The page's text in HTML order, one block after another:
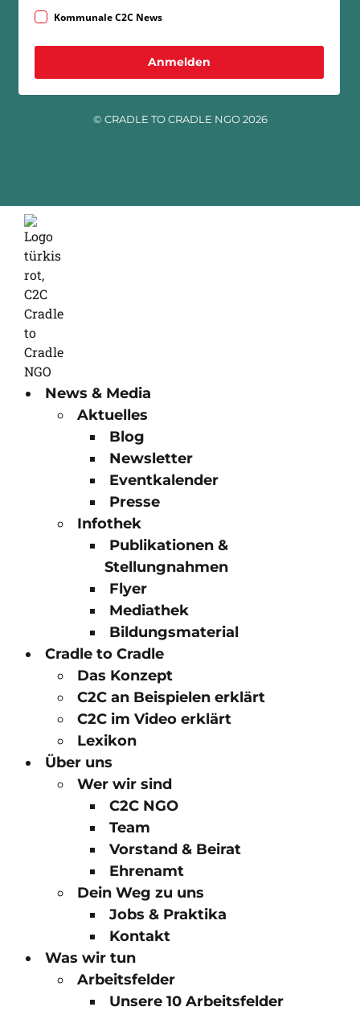
Kommunale C2C News
Anmelden
© CRADLE TO CRADLE NGO 2026
News & Media
Aktuelles
Blog
Newsletter
Eventkalender
Presse
Infothek
Publikationen &
Stellungnahmen
Flyer
Mediathek
Bildungsmaterial
Cradle to Cradle
Das Konzept
C2C an Beispielen erklärt
C2C im Video erklärt
Lexikon
Über uns
Wer wir sind
C2C NGO
Team
Vorstand & Beirat
Ehrenamt
Dein Weg zu uns
Jobs & Praktika
Kontakt
Was wir tun
Arbeitsfelder
Unsere 10 Arbeitsfelder